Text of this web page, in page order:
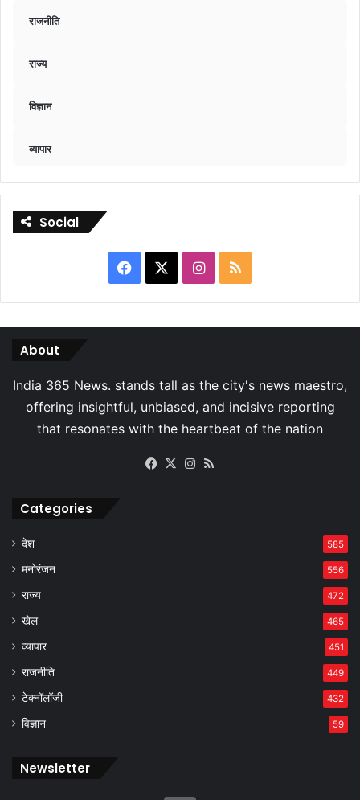
राजनीति
राज्य
विज्ञान
व्यापार
Social
Facebook Instagram
RSS
About
Facebook
X Instagram
Categories
देश 585
मनोरंजन 556
राज्य 472
खेल 465
व्यापार 451
राजनीति 449
टेक्नॉलॉजी 432
विज्ञान 59
Newsletter